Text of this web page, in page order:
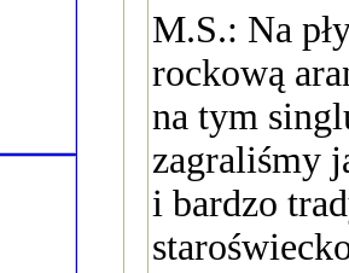
M.S.: Na
rockową
na tym
zagraliśmy
i bardzo